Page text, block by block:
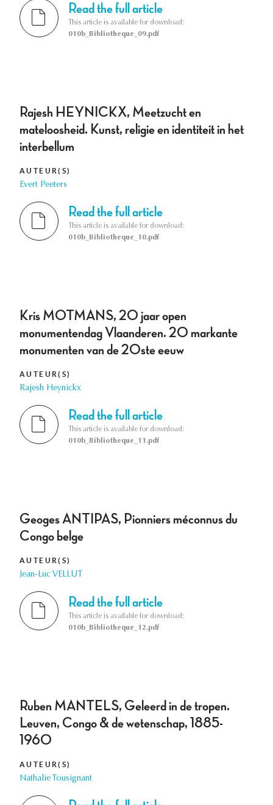
Read the full article
This article is available for download:
010b_Bibliotheque_09.pdf
Rajesh HEYNICKX, Meetzucht en
mateloosheid. Kunst, religie en identiteit in het
interbellum
AUTEUR(S)
Evert Peeters
Read the full article
This article is available for download:
010b_Bibliotheque_10.pdf
Kris MOTMANS, 20 jaar open
monumentendag Vlaanderen. 20 markante
monumenten van de 20ste eeuw
AUTEUR(S)
Rajesh Heynickx
Read the full article
This article is available for download:
010b_Bibliotheque_11.pdf
Geoges ANTIPAS, Pionniers méconnus du
Congo belge
AUTEUR(S)
Jean-Luc VELLUT
Read the full article
This article is available for download:
010b_Bibliotheque_12.pdf
Ruben MANTELS, Geleerd in de tropen.
Leuven, Congo & de wetenschap, 1885-
1960
AUTEUR(S)
Nathalie Tousignant